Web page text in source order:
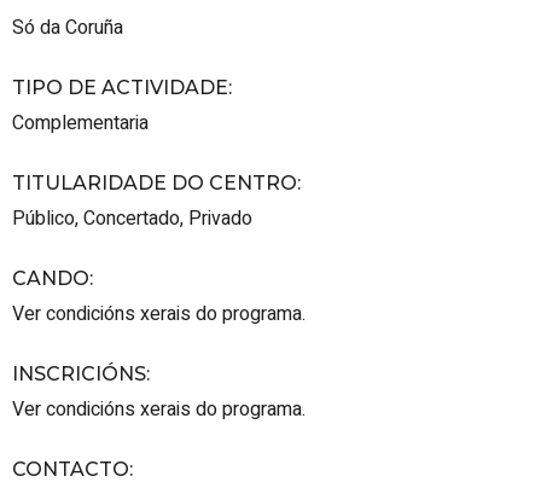
Só da Coruña
TIPO DE ACTIVIDADE:
Complementaria
TITULARIDADE DO CENTRO:
Público,Concertado, Privado
CANDO:
Ver condicións xerais do programa.
INSCRICIÓNS:
Ver condicións xerais do programa.
CONTACTO: